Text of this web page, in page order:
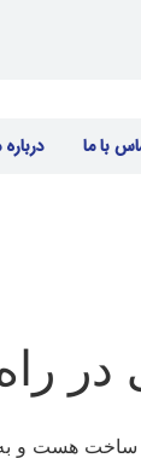
با ما درباره
در
ساخت هست و